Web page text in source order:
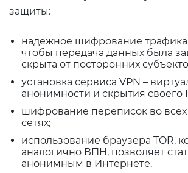
защиты:
надежное шифрование трафика
чтобы передача данных была
скрыта от посторонних
установка сервиса VPN –
анонимности и скрытия своего
шифрование переписок во
сетях;
использование браузера TOR,
аналогично ВПН, позволяет
анонимным в Интернете.